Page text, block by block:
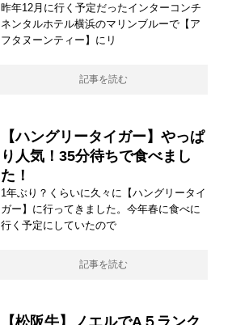
昨年12月に行く予定だったインターコンチ
ネンタルホテル横浜のマリンブルーで【ア
フタヌーンティー】にリ
記事を読む
【ハングリータイガー】やっぱ
り人気！35分待ちで食べまし
た！
1年ぶり？くらいに久々に【ハングリータイ
ガー】に行ってきました。今年春に食べに
行く予定にしていたので
記事を読む
【松阪牛】ノエルでA５ランク